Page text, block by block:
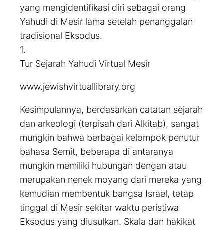
yang mengidentifikasi diri sebagai orang
Yahudi di Mesir lama setelah penanggalan
tradisional Eksodus.
1.
Tur Sejarah Yahudi Virtual Mesir
www.jewishvirtuallibrary.org
Kesimpulannya, berdasarkan catatan sejarah
dan arkeologi (terpisah dari Alkitab), sangat
mungkin bahwa berbagai kelompok penutur
bahasa Semit, beberapa di antaranya
mungkin memiliki hubungan dengan atau
merupakan nenek moyang dari mereka yang
kemudian membentuk bangsa Israel, tetap
tinggal di Mesir sekitar waktu peristiwa
Eksodus yang diusulkan. Skala dan hakikat